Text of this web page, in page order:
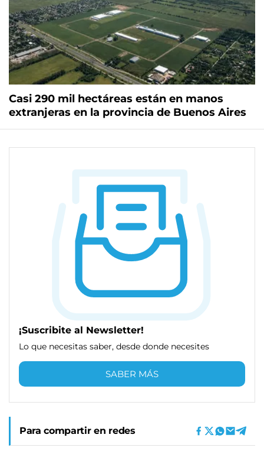
Casi 290 mil hectáreas están en manos
extranjeras en la provincia de Buenos Aires
¡Suscribite al Newsletter!
Lo que necesitas saber, desde donde necesites
SABER MÁS
Para compartir en redes